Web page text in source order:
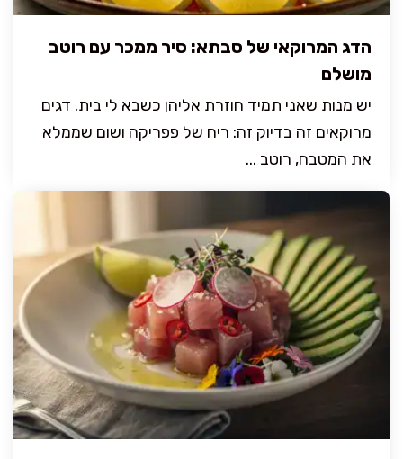
הדג המרוקאי של סבתא: סיר ממכר עם רוטב
מושלם
יש מנות שאני תמיד חוזרת אליהן כשבא לי בית. דגים
מרוקאים זה בדיוק זה: ריח של פפריקה ושום שממלא
את המטבח, רוטב ...